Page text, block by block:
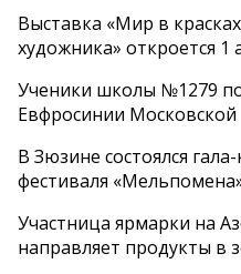
Выставка «Мир в
художника» откроется
Ученики школы №1279
Евфросинии Московской
В Зюзине состоялся
фестиваля
Участница ярмарки на
направляет продукты в